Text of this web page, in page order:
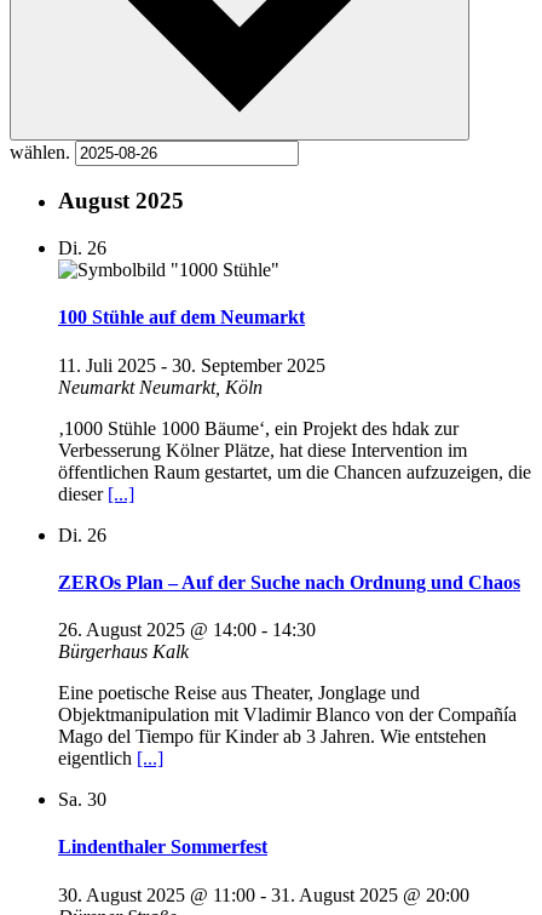
wählen.
August 2025
Di. 26
100 Stühle auf dem Neumarkt
11. Juli 2025 - 30. September 2025
Neumarkt Neumarkt, Köln
‚1000 Stühle 1000 Bäume‘, ein Projekt des hdak zur
Verbesserung Kölner Plätze, hat diese Intervention im
öffentlichen Raum gestartet, um die Chancen aufzuzeigen, die
dieser [...]
Di. 26
ZEROs Plan – Auf der Suche nach Ordnung und Chaos
26. August 2025 @ 14:00 - 14:30
Bürgerhaus Kalk
Eine poetische Reise aus Theater, Jonglage und
Objektmanipulation mit Vladimir Blanco von der Compañía
Mago del Tiempo für Kinder ab 3 Jahren. Wie entstehen
eigentlich [...]
Sa. 30
Lindenthaler Sommerfest
30. August 2025 @ 11:00 - 31. August 2025 @ 20:00